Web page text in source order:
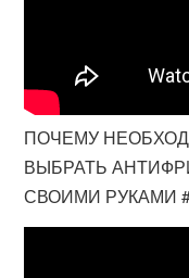
ПОЧЕМУ
ВЫБРАТЬ
СВОИМИ РУКАМИ